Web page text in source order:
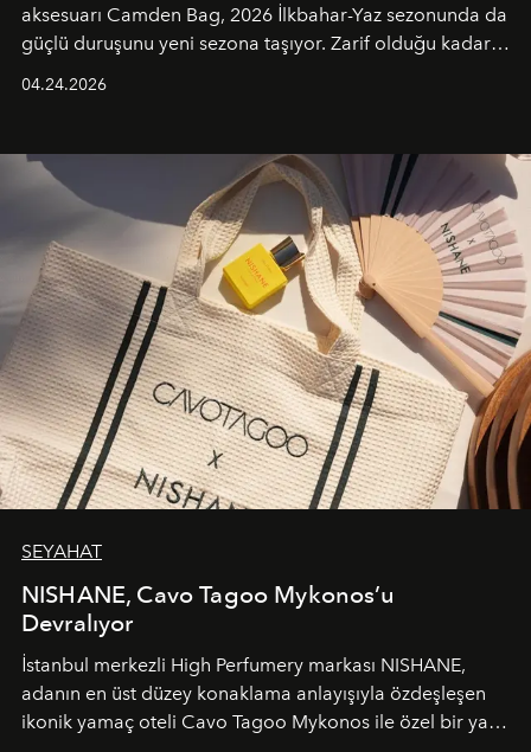
aksesuarı Camden Bag, 2026 İlkbahar-Yaz sezonunda da
güçlü duruşunu yeni sezona taşıyor. Zarif olduğu kadar
04.24.2026
SEYAHAT
NISHANE, Cavo Tagoo Mykonos’u
Devralıyor
İstanbul merkezli High Perfumery markası NISHANE,
adanın en üst düzey konaklama anlayışıyla özdeşleşen
ikonik yamaç oteli Cavo Tagoo Mykonos ile özel bir yaz